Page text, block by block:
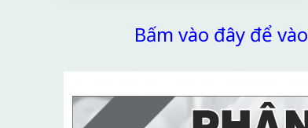
Bấm vào đây để